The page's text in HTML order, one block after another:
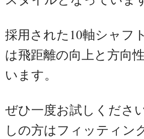
採用された10軸シャフ
は飛距離の向上と方向
います。
ぜひ一度お試しくださ
しの方はフィッティン